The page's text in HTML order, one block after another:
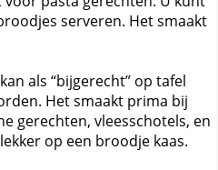
serveren. Het smaakt
als “bijgerecht” op tafel
Het smaakt prima bij
gerechten, vleesschotels, en
op een broodje kaas.